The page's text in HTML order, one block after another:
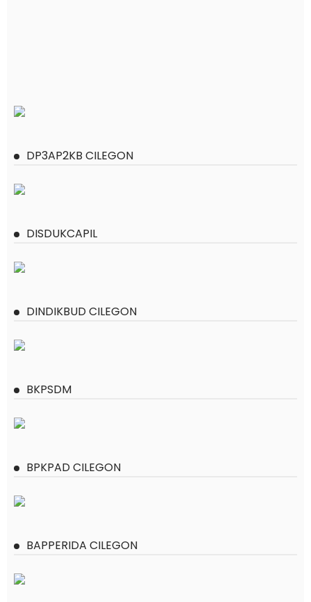
DP3AP2KB CILEGON
DISDUKCAPIL
DINDIKBUD CILEGON
BKPSDM
BPKPAD CILEGON
BAPPERIDA CILEGON